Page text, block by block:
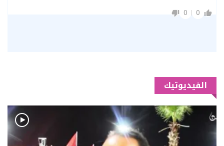
0
0
الفيديوتيك